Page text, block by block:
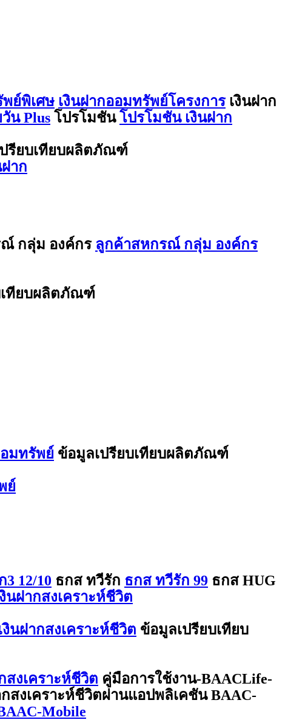
พย์พิเศษ เงินฝากออมทรัพย์โครงการ เงินฝาก
น Plus โปรโมชัน โปรโมชัน เงินฝาก
รียบเทียบผลิตภัณฑ์
าก
กลุ่ม องค์กร ลูกค้าสหกรณ์ กลุ่ม องค์กร
เทียบผลิตภัณฑ์
มทรัพย์ ข้อมูลเปรียบเทียบผลิตภัณฑ์
ย์
12/10 ธกส ทวีรัก ธกส ทวีรัก 99 ธกส HUG
นฝากสงเคราะห์ชีวิต
นฝากสงเคราะห์ชีวิต ข้อมูลเปรียบเทียบ
สงเคราะห์ชีวิต คู่มือการใช้งาน-BAACLife-
งเคราะห์ชีวิตผ่านแอปพลิเคชัน BAAC-
Mobile